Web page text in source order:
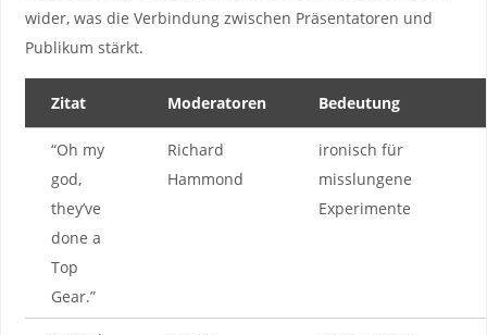
wider, was​ die Verbindung zwischen Präsentatoren und
Publikum stärkt.
Zitat Moderatoren Bedeutung
“Oh my‍
god,
they’ve
done‌ a‌
Top‍
Gear.”
Richard
Hammond
ironisch⁤ für
misslungene
Experimente